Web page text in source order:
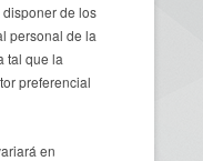
de los
personal de la
tal que la
preferencial
en